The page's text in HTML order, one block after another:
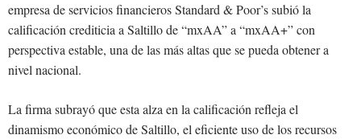
empresa de servicios financieros Standard & Poor’s subió la
calificación crediticia a Saltillo de “mxAA” a “mxAA+” con
perspectiva estable, una de las más altas que se pueda obtener a
nivel nacional.
La firma subrayó que esta alza en la calificación refleja el
dinamismo económico de Saltillo, el eficiente uso de los recursos